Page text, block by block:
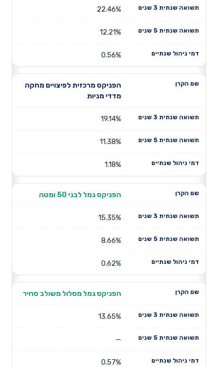
שנים
22.46%
12.21%
0.56%
הפניקס מרכזית לפיצויים מחקה
מדדי מניות
19.14%
11.38%
1.18%
הפניקס גמל לבני 50 ומטה
15.35%
8.66%
0.62%
הפניקס גמל מסלול משולב סחיר
13.65%
—
0.57%